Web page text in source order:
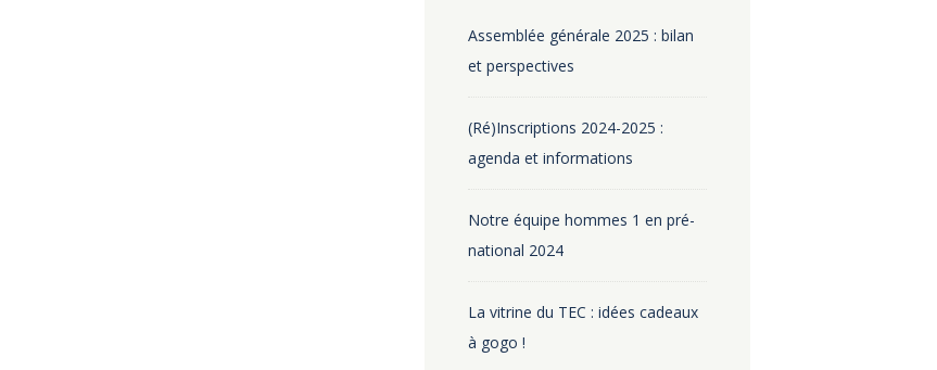
Assemblée générale 2025 : bilan
et perspectives
(Ré)Inscriptions 2024-2025 :
agenda et informations
Notre équipe hommes 1 en pré-
national 2024
La vitrine du TEC : idées cadeaux
à gogo !